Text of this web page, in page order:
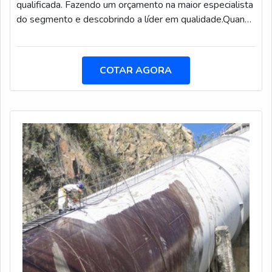
divulgação do canal e com isso aumentar a visibilidade
dos produtos, como máscaras de proteção e serviços
para divulgar produtos como máscaras de proteção e
outras execuções que são oferecidas como instalações,
manutenções e cursos, todos voltados para o mercado
auxiliar o empreendedor a maximizar seu negócio e
pensar em estratégias para atingir seus objetivos e
metas.Antes da divulgação é possível o contato com um
consultor do próprio canal do Soluções industriais, ele vai
orientar e informar quais os procedimentos e vantagens
de expor sua empresa na vitrine interativa do
portal.Grande parte dos clientes diretos buscam
produtos industriais como máscaras de proteção através
da internet e esperam que a busca seja feita de forma
rápida, segura e eficaz e o Soluções Industriais foi criado
para atender e superar essa expectativa.Não se trata de
qualificada. Fazendo um orçamento na maior especialista
do segmento e descobrindo a líder em qualidade.Quando
colaboradores da Hidro Trevo o cliente poderá encontrar
proteção com comprometimento com o resultado dos
clientes.MAIS DETALHES SOBRE LIMPEZA DE
FOSSA SÉPTICAA Hidro Trevo objetiva seus reforços
nas mais altas tecnologias e equipamentos de última
geração,tudo para se certificar que se tenha limpeza de
fossa séptica com ótima qualidade.Há muitas maneiras
eficientes de uma empresa demonstrar competência,
excelência e destaque em sua área de atuação. A Hidro
Trevo se mostra referência por ter: Soluções em limpeza
industrial por alta pressão; Métodos padronizados de
trabalho; Equipe de profissionais atualizados e
seriamente treinados; Oficina própria com ferramentas
de excelente qualidade.Ainda tratando-se de limpeza de
fossa séptica, na essência da empresa, a mesma deve
COTAR AGORA